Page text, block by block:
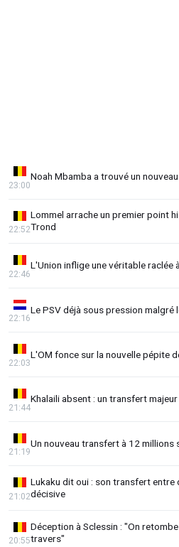
Noah Mbamba a trouvé un
23:00
Lommel arrache un premier point
Trond
22:52
L'Union inflige une véritable raclée
22:46
Le PSV déjà sous pression malgré
22:16
L'OM fonce sur la nouvelle pépite
22:03
Khalaili absent : un transfert
21:44
Un nouveau transfert à 12 millions
21:19
Lukaku dit oui : son transfert entre
décisive
21:02
Déception à Sclessin : "On
travers"
20:55